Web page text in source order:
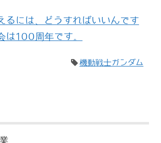
るには、どうすればいいんです
は100周年です。
機動戦士ガンダム